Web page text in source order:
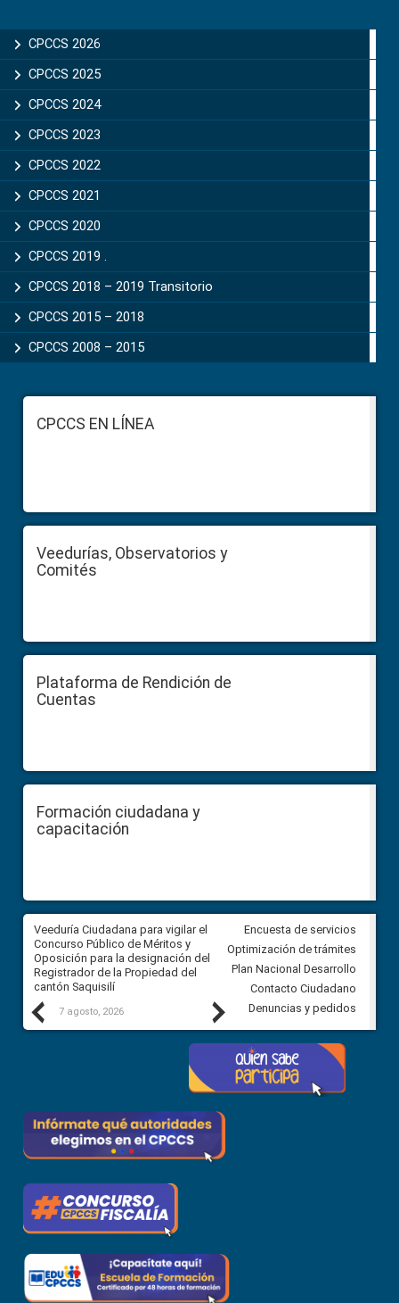
Sidebar
CPCCS 2026
CPCCS 2025
CPCCS 2024
CPCCS 2023
CPCCS 2022
CPCCS 2021
CPCCS 2020
CPCCS 2019 .
CPCCS 2018 – 2019 Transitorio
CPCCS 2015 – 2018
CPCCS 2008 – 2015
FooterCPCCS EN LÍNEA
Veedurías, Observatorios y
Comités
Plataforma de Rendición de
Cuentas
Formación ciudadana y
capacitación
Previous
Veeduría Ciudadana para vigilar el
Concurso Público de Méritos y
Oposición para la designación del
Registrador de la Propiedad del
cantón Saquisilí
7 agosto, 2026
Veeduría Ciudadana para
construcción del asfaltado de
diferentes barrios del sector
Ballenita del cantón Santa
7 agosto, 2026
Next
Encuesta de servicios
Optimización de trámites
Plan Nacional Desarrollo
Contacto Ciudadano
Denuncias y pedidos